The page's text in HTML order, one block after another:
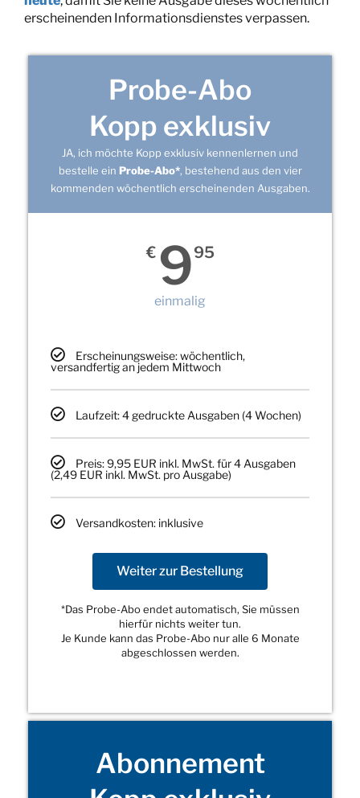
erscheinenden Informationsdienstes verpassen.
Probe-Abo
Kopp exklusiv
JA, ich möchte Kopp exklusiv kennenlernen und
bestelle ein Probe-Abo*, bestehend aus den vier
kommenden wöchentlich erscheinenden Ausgaben.
€ 995
einmalig
Erscheinungsweise: wöchentlich,
versandfertig an jedem Mittwoch
Laufzeit: 4 gedruckte Ausgaben (4 Wochen)
Preis: 9,95 EUR inkl. MwSt. für 4 Ausgaben
(2,49 EUR inkl. MwSt. pro Ausgabe)
Versandkosten: inklusive
Weiter zur Bestellung
*Das Probe-Abo endet automatisch, Sie müssen
hierfür nichts weiter tun.
Je Kunde kann das Probe-Abo nur alle 6 Monate
abgeschlossen werden.
Abonnement